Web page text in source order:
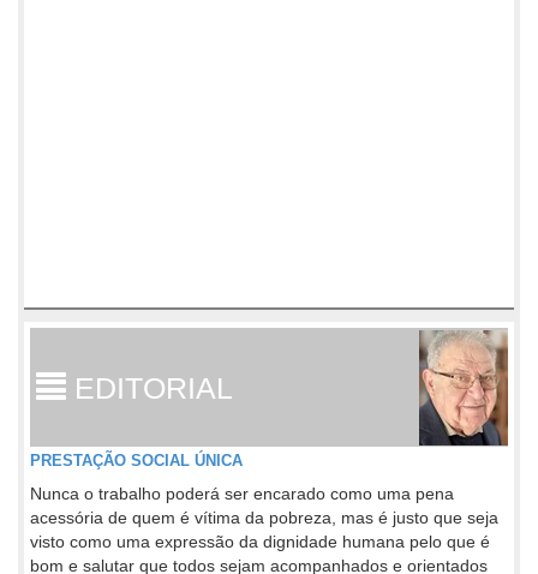
EDITORIAL
PRESTAÇÃO SOCIAL ÚNICA
Nunca o trabalho poderá ser encarado como uma pena
acessória de quem é vítima da pobreza, mas é justo que seja
visto como uma expressão da dignidade humana pelo que é
bom e salutar que todos sejam acompanhados e orientados